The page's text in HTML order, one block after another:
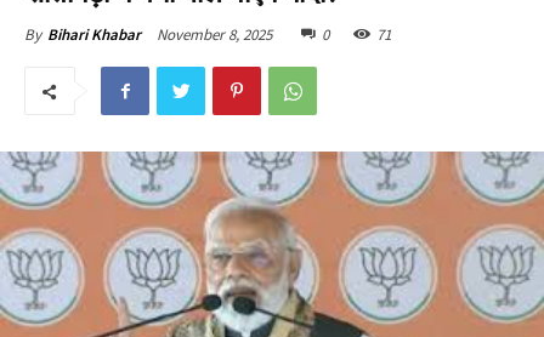
By Bihari Khabar November 8, 2025 0 71